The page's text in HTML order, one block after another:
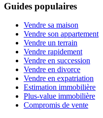
Guides populaires
Vendre sa maison
Vendre son appartement
Vendre un terrain
Vendre rapidement
Vendre en succession
Vendre en divorce
Vendre en expatriation
Estimation immobilière
Plus-value immobilière
Compromis de vente